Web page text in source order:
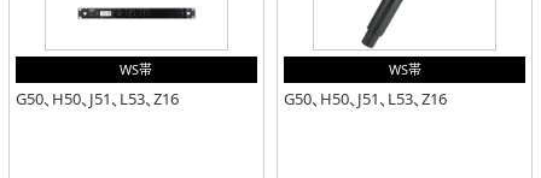
WS帯
G50、H50、J51、L53、Z16
WS帯
G50、H50、J51、L53、Z16